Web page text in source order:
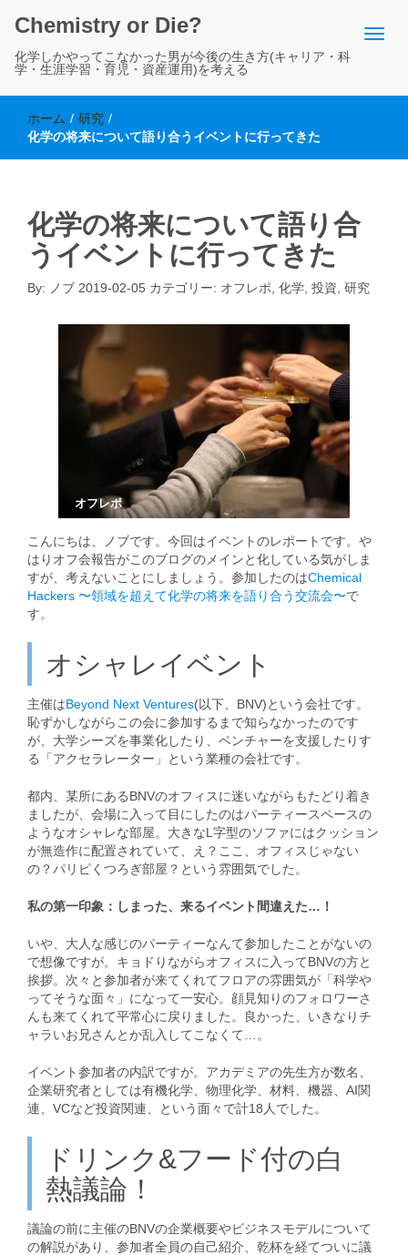
Chemistry or Die?
化学しかやってこなかった男が今後の生き方(キャリア・科
学・生涯学習・育児・資産運用)を考える
ホーム / 研究 /
化学の将来について語り合うイベントに行ってきた
化学の将来について語り合
うイベントに行ってきた
By: ノブ 2019-02-05 カテゴリー: オフレポ 化学 投資 研究
オフレポ
こんにちは、ノブです。今回はイベントのレポートです。や
はりオフ会報告がこのブログのメインと化している気がしま
すが、考えないことにしましょう。参加したのはChemical
Hackers 〜領域を超えて化学の将来を語り合う交流会〜で
す。
オシャレイベント
主催はBeyond Next Ventures(以下、BNV)という会社です。
恥ずかしながらこの会に参加するまで知らなかったのです
が、大学シーズを事業化したり、ベンチャーを支援したりす
る「アクセラレーター」という業種の会社です。
都内、某所にあるBNVのオフィスに迷いながらもたどり着き
ましたが、会場に入って目にしたのはパーティースペースの
ようなオシャレな部屋。大きなL字型のソファにはクッション
が無造作に配置されていて、え？ここ、オフィスじゃない
の？パリピくつろぎ部屋？という雰囲気でした。
私の第一印象：しまった、来るイベント間違えた…！
いや、大人な感じのパーティーなんて参加したことがないの
で想像ですが。キョドりながらオフィスに入ってBNVの方と
挨拶。次々と参加者が来てくれてフロアの雰囲気が「科学や
ってそうな面々」になって一安心。顔見知りのフォロワーさ
んも来てくれて平常心に戻りました。良かった、いきなりチ
ャラいお兄さんとか乱入してこなくて…。
イベント参加者の内訳ですが。アカデミアの先生方が数名、
企業研究者としては有機化学、物理化学、材料、機器、AI関
連、VCなど投資関連、という面々で計18人でした。
ドリンク&フード付の白
熱議論！
議論の前に主催のBNVの企業概要やビジネスモデルについて
の解説があり、参加者全員の自己紹介、乾杯を経てついに議